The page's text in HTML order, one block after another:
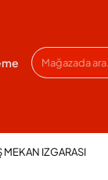
Mağazada
ara...
MEKAN IZGARASI